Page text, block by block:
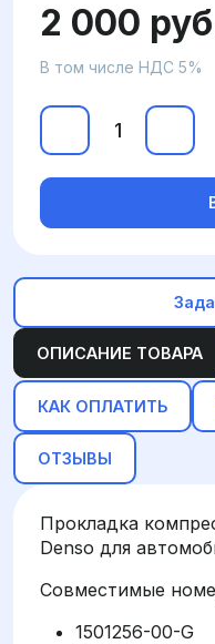
ОПИСАНИЕ ТОВАРА
КАК ОПЛАТИТЬ
ОТЗЫВЫ
Прокладка
Denso для
Совместимые
1501256-00-G
2 000
В том числе НДС 5%